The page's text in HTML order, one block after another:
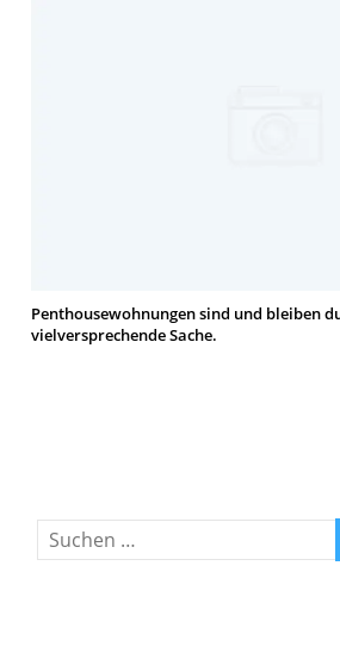
Penthousewohnungen sind und bleiben
vielversprechende Sache.